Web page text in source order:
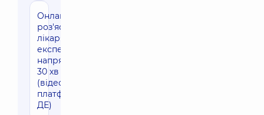
Онлайн-
роз'яснення
лікаря
експерта
напрямку
30 хв
(відео-
платформа
ДЕ)